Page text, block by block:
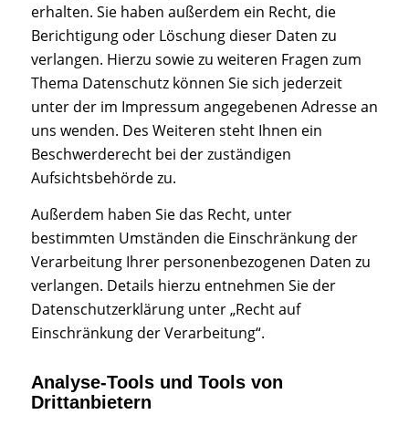
erhalten. Sie haben außerdem ein Recht, die
Berichtigung oder Löschung dieser Daten zu
verlangen. Hierzu sowie zu weiteren Fragen zum
Thema Datenschutz können Sie sich jederzeit
unter der im Impressum angegebenen Adresse an
uns wenden. Des Weiteren steht Ihnen ein
Beschwerderecht bei der zuständigen
Aufsichtsbehörde zu.
Außerdem haben Sie das Recht, unter
bestimmten Umständen die Einschränkung der
Verarbeitung Ihrer personenbezogenen Daten zu
verlangen. Details hierzu entnehmen Sie der
Datenschutzerklärung unter „Recht auf
Einschränkung der Verarbeitung“.
Analyse-Tools und Tools von
Drittanbietern